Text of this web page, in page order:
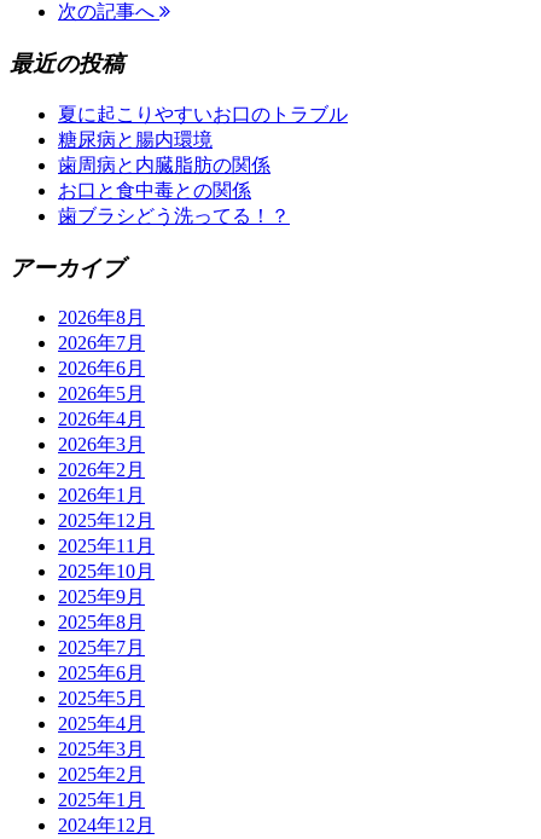
次の記事へ
最近の投稿
夏に起こりやすいお口のトラブル
糖尿病と腸内環境
歯周病と内臓脂肪の関係
お口と食中毒との関係
歯ブラシどう洗ってる！？
アーカイブ
2026年8月
2026年7月
2026年6月
2026年5月
2026年4月
2026年3月
2026年2月
2026年1月
2025年12月
2025年11月
2025年10月
2025年9月
2025年8月
2025年7月
2025年6月
2025年5月
2025年4月
2025年3月
2025年2月
2025年1月
2024年12月